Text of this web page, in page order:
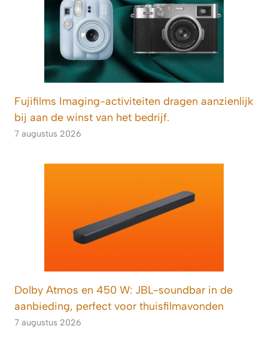
Fujifilms Imaging-activiteiten dragen aanzienlijk
bij aan de winst van het bedrijf.
7 augustus 2026
Dolby Atmos en 450 W: JBL-soundbar in de
aanbieding, perfect voor thuisfilmavonden
7 augustus 2026